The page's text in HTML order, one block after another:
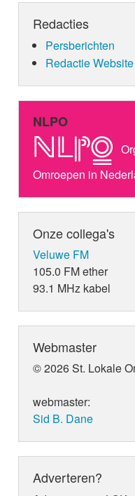
Redacties
Persberichten
Redactie Website
NLPO
Omroepen in
Onze collega's
Veluwe FM
105.0 FM ether
93.1 MHz kabel
Webmaster
© 2026 St. Lokale
webmaster:
Sid B. Dane
Adverteren?